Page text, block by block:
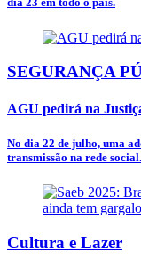
SEGURANÇA
AGU pedirá na
No dia 22 de julho, uma
transmissão na rede social.
Cultura e Lazer